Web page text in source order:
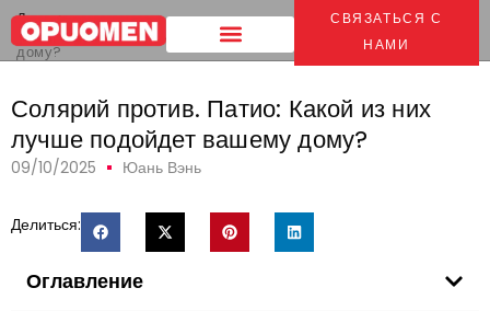
СВЯЗАТЬСЯ С
НАМИ
Дом >
Солярий против. Патио: Какой из них лучше подойдет вашему
дому?
Солярий против. Патио: Какой из них
лучше подойдет вашему дому?
09/10/2025 Юань Вэнь
Делиться:
Оглавление